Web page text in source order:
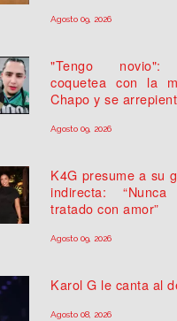
Agosto 09, 2026
"Tengo novio":
coquetea con la
Chapo y se
Agosto 09, 2026
K4G presume a su
indirecta:
tratado con amor”
Agosto 09, 2026
Karol G le canta al
Agosto 08, 2026